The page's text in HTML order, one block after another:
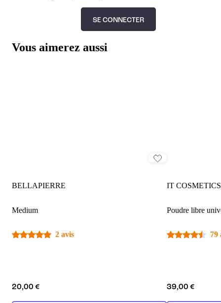
SE CONNECTER
Vous aimerez aussi
BELLAPIERRE
Medium
2 avis
20,00 €
IT COSMETICS
Poudre libre
79
39,00 €